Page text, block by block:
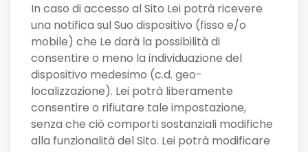
In caso di accesso al Sito Lei potrà ricevere
una notifica sul Suo dispositivo (fisso e/o
mobile) che Le darà la possibilità di
consentire o meno la individuazione del
dispositivo medesimo (c.d. geo-
localizzazione). Lei potrà liberamente
consentire o rifiutare tale impostazione,
senza che ciò comporti sostanziali modifiche
alla funzionalità del Sito. Lei potrà modificare